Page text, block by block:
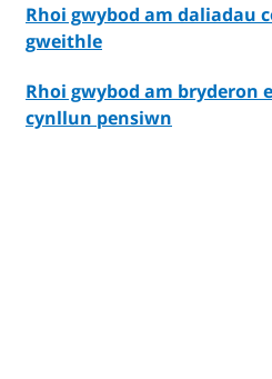
Rhoi gwybod am daliadau
gweithle
Rhoi gwybod am bryderon
cynllun pensiwn